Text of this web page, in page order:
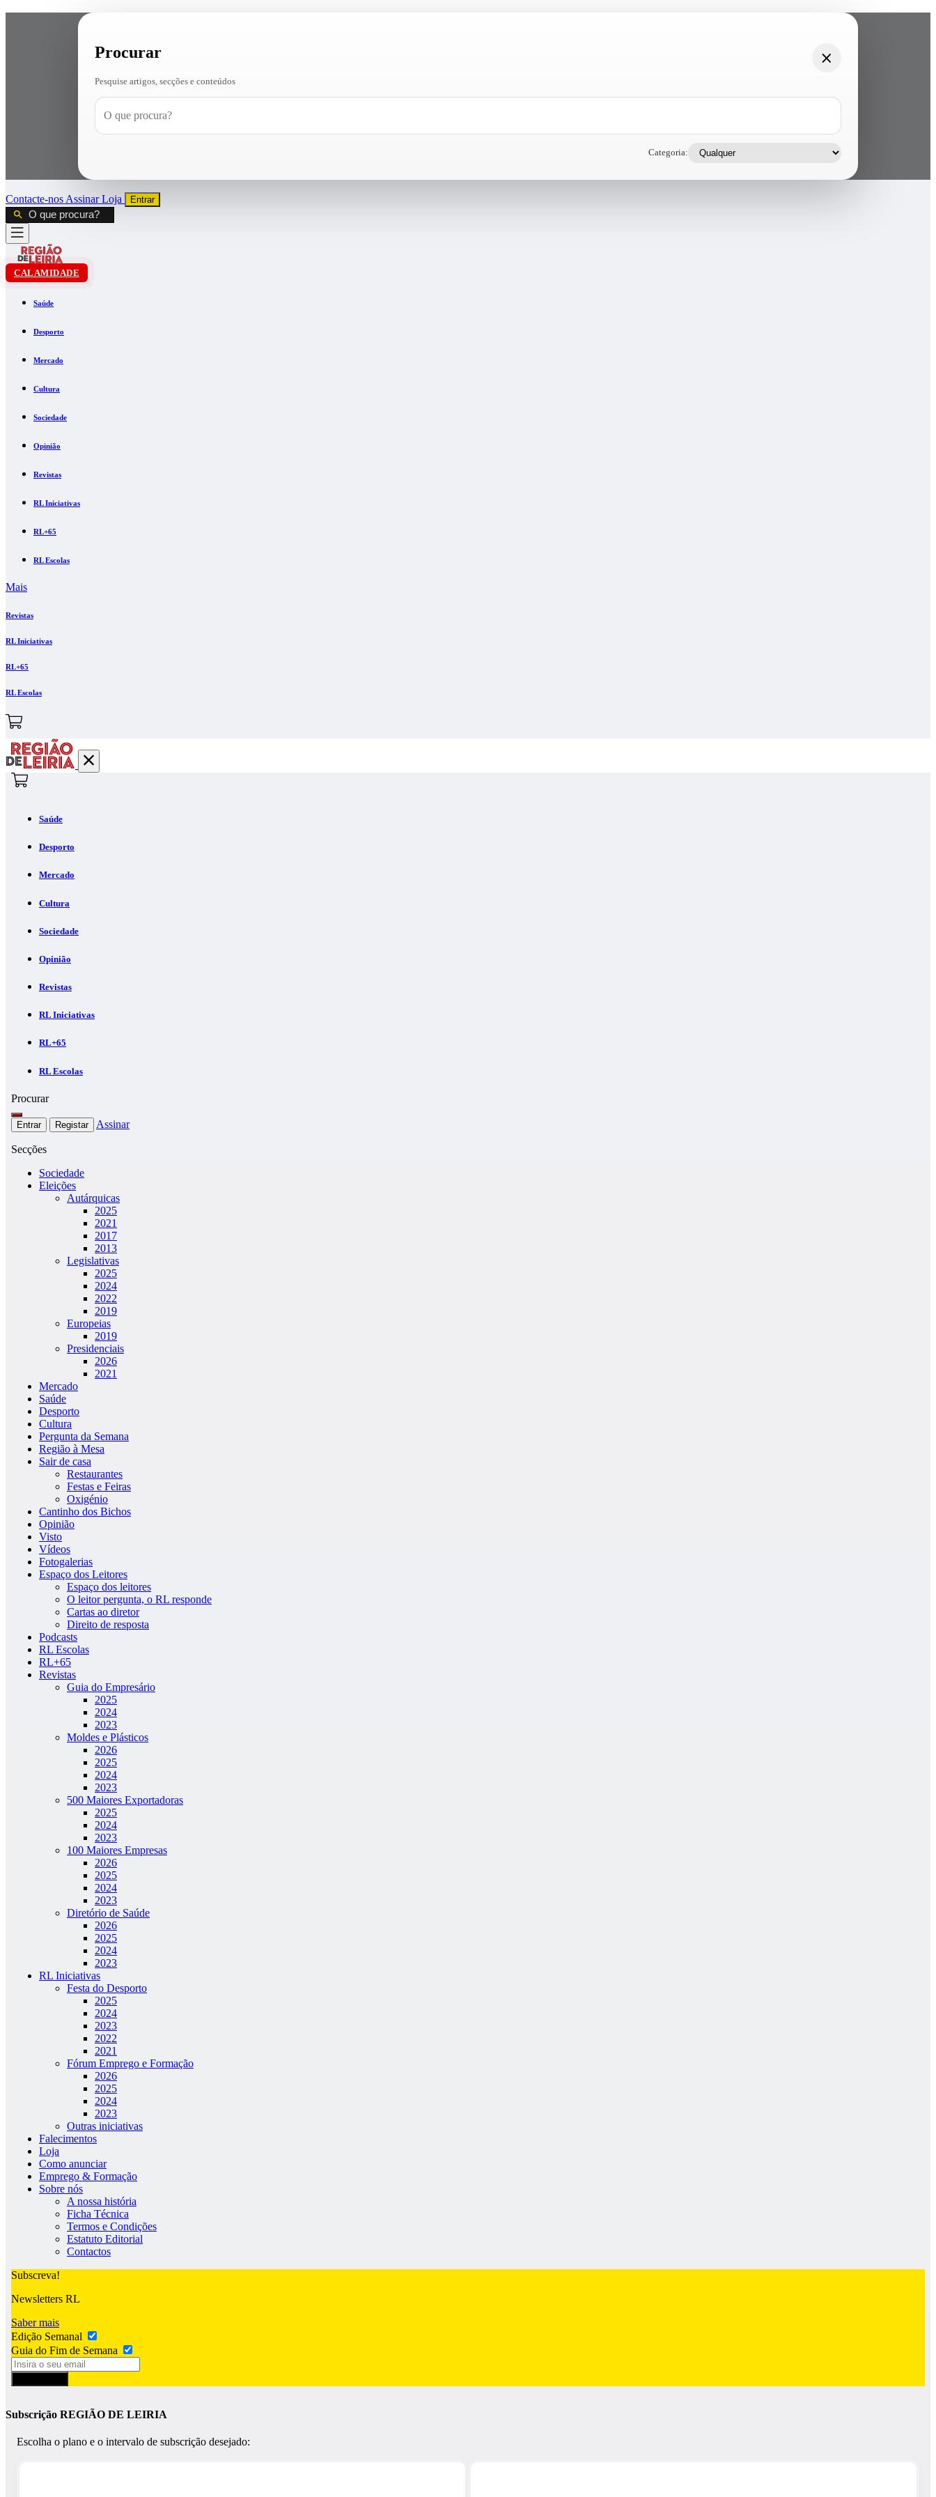
Procurar
Pesquise artigos, secções e conteúdos
Categoria:
Contacte-nos AssinarLoja Entrar
CALAMIDADE
Saúde
Desporto
Mercado
Cultura
Sociedade
Opinião
Revistas
RL Iniciativas
RL+65
RL Escolas
Mais
Revistas
RL Iniciativas
RL+65
RL Escolas
Saúde
Desporto
Mercado
Cultura
Sociedade
Opinião
Revistas
RL Iniciativas
RL+65
RL Escolas
Procurar
Entrar Registar Assinar
Secções
Sociedade
Eleições
Autárquicas
2025
2021
2017
2013
Legislativas
2025
2024
2022
2019
Europeias
2019
Presidenciais
2026
2021
Mercado
Saúde
Desporto
Cultura
Pergunta da Semana
Região à Mesa
Sair de casa
Restaurantes
Festas e Feiras
Oxigénio
Cantinho dos Bichos
Opinião
Visto
Vídeos
Fotogalerias
Espaço dos Leitores
Espaço dos leitores
O leitor pergunta, o RL responde
Cartas ao diretor
Direito de resposta
Podcasts
RL Escolas
RL+65
Revistas
Guia do Empresário
2025
2024
2023
Moldes e Plásticos
2026
2025
2024
2023
500 Maiores Exportadoras
2025
2024
2023
100 Maiores Empresas
2026
2025
2024
2023
Diretório de Saúde
2026
2025
2024
2023
RL Iniciativas
Festa do Desporto
2025
2024
2023
2022
2021
Fórum Emprego e Formação
2026
2025
2024
2023
Outras iniciativas
Falecimentos
Loja
Como anunciar
Emprego & Formação
Sobre nós
A nossa história
Ficha Técnica
Termos e Condições
Estatuto Editorial
Contactos
Subscreva!
Newsletters RL
Saber mais
Edição Semanal
Guia do Fim de Semana
Subscrição REGIÃO DE LEIRIA
Escolha o plano e o intervalo de subscrição desejado: